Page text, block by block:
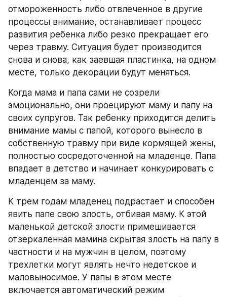
отмороженность либо отвлеченное в другие
процессы внимание, останавливает процесс
развития ребенка либо резко прекращает его
через травму. Ситуация будет производится
снова и снова, как заевшая пластинка, на одном
месте, только декорации будут меняться.
Когда мама и папа сами не созрели
эмоционально, они проецируют маму и папу на
своих супругов. Так ребенку приходится делить
внимание мамы с папой, которого вынесло в
собственную травму при виде кормящей жены,
полностью сосредоточенной на младенце. Папа
впадает в детство и начинает конкурировать с
младенцем за маму.
К трем годам младенец подрастает и способен
явить папе свою злость, отбивая маму. К этой
маленькой детской злости примешивается
отзеркаленная мамина скрытая злость на папу в
частности и на мужчин в целом, поэтому
трехлетки могут являть нечто недетское и
маловыносимое. У папы в этом месте
включается автоматический режим